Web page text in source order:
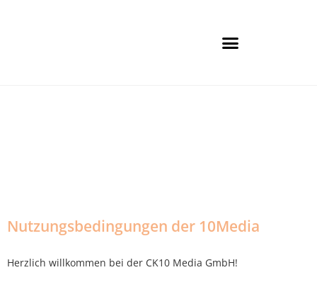
Nutzungsbedingungen der 10Media
Herzlich willkommen bei der CK10 Media GmbH!